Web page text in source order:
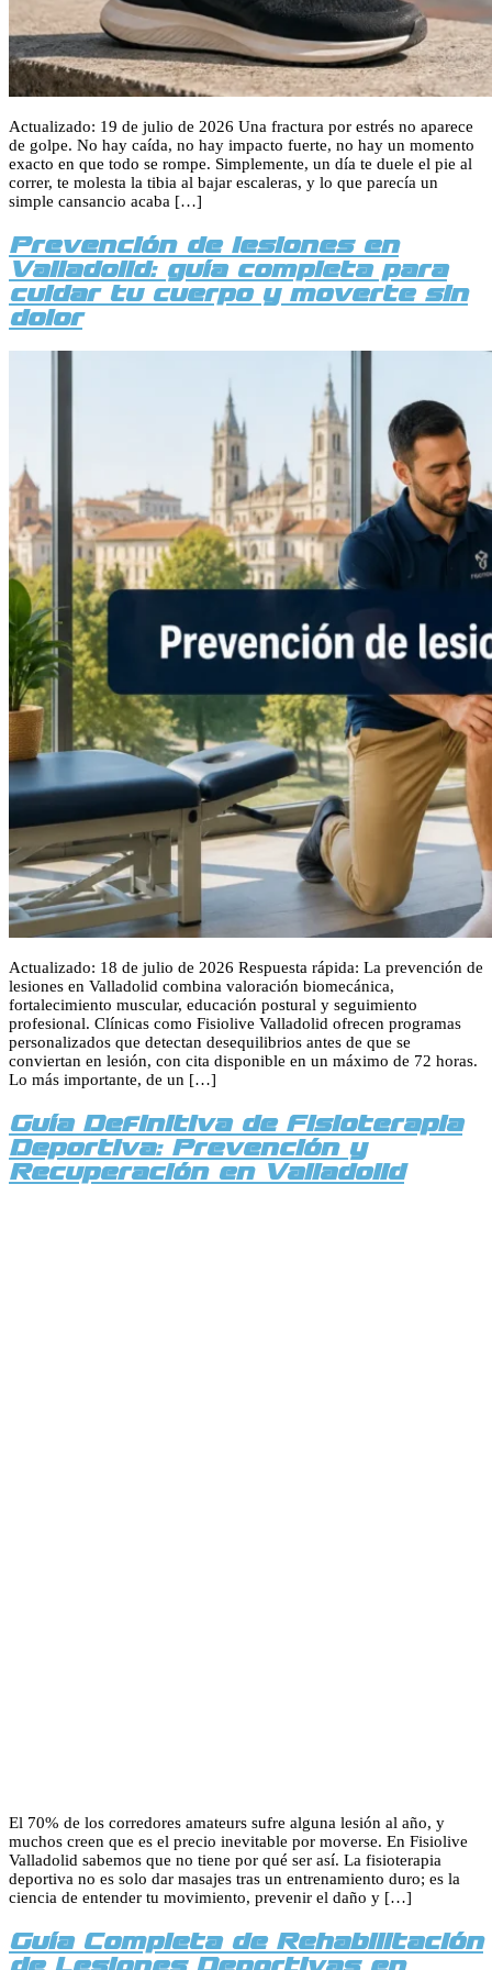
Actualizado: 19 de julio de 2026 Una fractura por estrés no aparece
de golpe. No hay caída, no hay impacto fuerte, no hay un momento
exacto en que todo se rompe. Simplemente, un día te duele el pie al
correr, te molesta la tibia al bajar escaleras, y lo que parecía un
simple cansancio acaba […]
Prevención de lesiones en
Valladolid: guía completa para
cuidar tu cuerpo y moverte sin
dolor
Actualizado: 18 de julio de 2026 Respuesta rápida: La prevención de
lesiones en Valladolid combina valoración biomecánica,
fortalecimiento muscular, educación postural y seguimiento
profesional. Clínicas como Fisiolive Valladolid ofrecen programas
personalizados que detectan desequilibrios antes de que se
conviertan en lesión, con cita disponible en un máximo de 72 horas.
Lo más importante, de un […]
Guía Definitiva de Fisioterapia
Deportiva: Prevención y
Recuperación en Valladolid
El 70% de los corredores amateurs sufre alguna lesión al año, y
muchos creen que es el precio inevitable por moverse. En Fisiolive
Valladolid sabemos que no tiene por qué ser así. La fisioterapia
deportiva no es solo dar masajes tras un entrenamiento duro; es la
ciencia de entender tu movimiento, prevenir el daño y […]
Guía Completa de Rehabilitación